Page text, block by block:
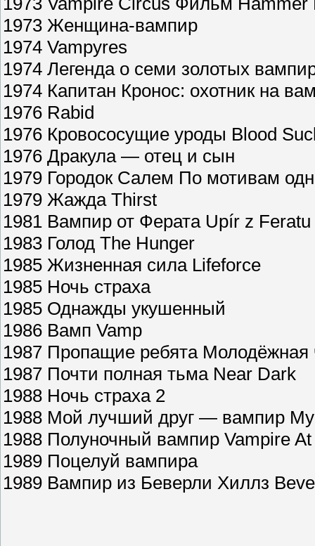
1973 Женщина-вампир
1974 Vampyres
1974 Легенда о семи золотых
1974 Капитан Кронос: охотник на
1976 Rabid
1976 Кровососущие уроды Blood
1976 Дракула — отец и сын
1979 Городок Салем По мотивам
1979 Жажда Thirst
1981 Вампир от Ферата Upír z Feratu
1983 Голод The Hunger
1985 Жизненная сила Lifeforce
1985 Ночь страха
1985 Однажды укушенный
1986 Вамп Vamp
1987 Пропащие ребята Молодёжная
1987 Почти полная тьма Near Dark
1988 Ночь страха 2
1988 Мой лучший друг — вампир
1988 Полуночный вампир Vampire
1989 Поцелуй вампира
1989 Вампир из Беверли Хиллз